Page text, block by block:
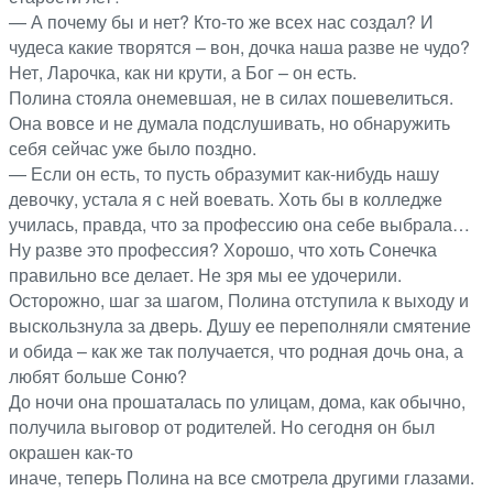
— А почему бы и нет? Кто-то же всех нас создал? И
чудеса какие творятся – вон, дочка наша разве не чудо?
Нет, Ларочка, как ни крути, а Бог – он есть.
Полина стояла онемевшая, не в силах пошевелиться.
Она вовсе и не думала подслушивать, но обнаружить
себя сейчас уже было поздно.
— Если он есть, то пусть образумит как-нибудь нашу
девочку, устала я с ней воевать. Хоть бы в колледже
училась, правда, что за профессию она себе выбрала…
Ну разве это профессия? Хорошо, что хоть Сонечка
правильно все делает. Не зря мы ее удочерили.
Осторожно, шаг за шагом, Полина отступила к выходу и
выскользнула за дверь. Душу ее переполняли смятение
и обида – как же так получается, что родная дочь она, а
любят больше Соню?
До ночи она прошаталась по улицам, дома, как обычно,
получила выговор от родителей. Но сегодня он был
окрашен как-то
иначе, теперь Полина на все смотрела другими глазами.